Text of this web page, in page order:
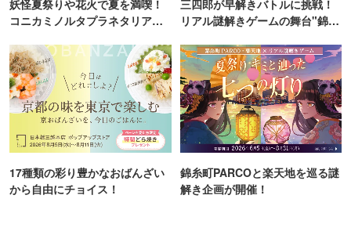
妖怪夏祭りや花火で夏を満喫！
コニカミノルタプラネタリア
三四郎が早解きバトルに挑戦！
リアル謎解きゲームの舞台"錦糸
17種類の彩り豊かなおばんざい
から自由にチョイス！
錦糸町PARCOと楽天地を巡る謎
解き企画が開催！